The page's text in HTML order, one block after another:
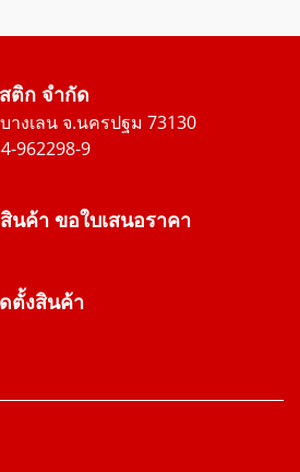
ติก จำกัด
างเลน จ.นครปฐม 73130
962298-9
นค้า ขอใบเสนอราคา
ตั้งสินค้า